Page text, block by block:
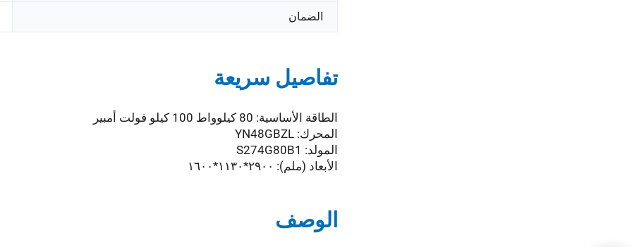
الضمان
تفاصيل سريعة
الطاقة الأساسية: 80 كيلوواط 100 كيلو فولت أمبير
المحرك: YN48GBZL
المولد: S274G80B1
الأبعاد (ملم): ٢٩٠٠*١١٣٠*١٦٠٠
الوصف